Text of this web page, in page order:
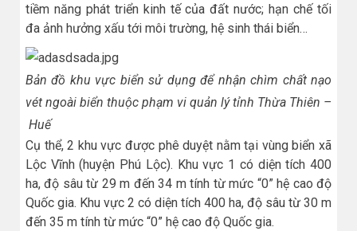
tiềm năng phát triển kinh tế của đất nước; hạn chế tối
đa ảnh hưởng xấu tới môi trường, hệ sinh thái biển…
Bản đồ khu vực biển sử dụng để nhận chìm chất nạo
vét ngoài biển thuộc phạm vi quản lý tỉnh Thừa Thiên –
Huế
Cụ thể, 2 khu vực được phê duyệt nằm tại vùng biển xã
Lộc Vĩnh (huyện Phú Lộc). Khu vực 1 có diện tích 400
ha, độ sâu từ 29 m đến 34 m tính từ mức “0” hệ cao độ
Quốc gia. Khu vực 2 có diện tích 400 ha, độ sâu từ 30 m
đến 35 m tính từ mức “0” hệ cao độ Quốc gia.